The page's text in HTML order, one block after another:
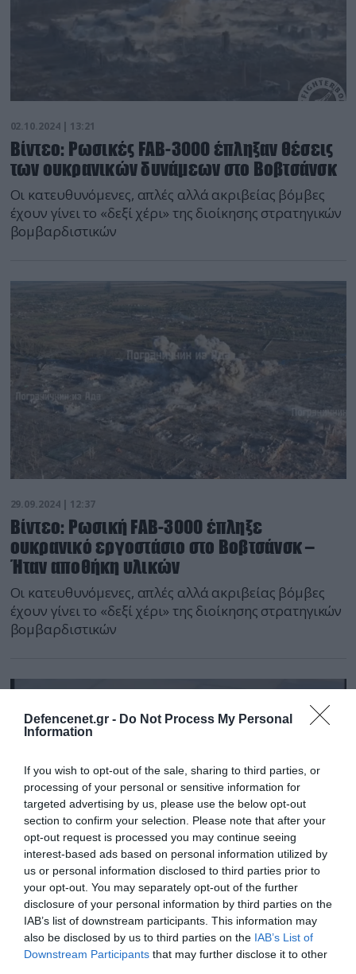
Defencenet.gr - Do Not Process My Personal
Information
If you wish to opt-out of the sale, sharing to third parties, or
processing of your personal or sensitive information for
targeted advertising by us, please use the below opt-out
section to confirm your selection. Please note that after your
opt-out request is processed you may continue seeing
interest-based ads based on personal information utilized by
us or personal information disclosed to third parties prior to
your opt-out. You may separately opt-out of the further
disclosure of your personal information by third parties on the
IAB’s list of downstream participants. This information may
also be disclosed by us to third parties on the IAB’s List of
Downstream Participants that may further disclose it to other
02.10.2024 | 13:21
Βίντεο: Ρωσικές FAB-3000 έπληξαν θέσεις
των ουκρανικών δυνάμεων στο Βοβτσάνσκ
Οι κατευθυνόμενες, απλές αλλά ακριβείας βόμβες
έχουν γίνει το «δεξί χέρι» της διοίκησης στρατηγικών
βομβαρδιστικών
29.09.2024 | 12:37
Βίντεο: Ρωσική FAB-3000 έπληξε
ουκρανικό εργοστάσιο στο Βοβτσάνσκ –
Ήταν αποθήκη υλικών
Οι κατευθυνόμενες, απλές αλλά ακριβείας βόμβες
έχουν γίνει το «δεξί χέρι» της διοίκησης στρατηγικών
βομβαρδιστικών
17.09.2024 | 15:57
Βίντεο: Ρωσική FAB-3000 έπληξε σημείο
προσωρινής ανάπτυξης των ουκρανικών
δυνάμεων στο Μυρνοχράντ